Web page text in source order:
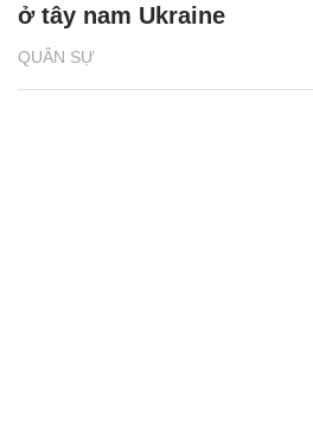
QUÂN SỰ
ở tây nam Ukraine